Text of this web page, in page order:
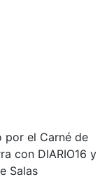
por el Carné de
con DIARIO16 y
Salas